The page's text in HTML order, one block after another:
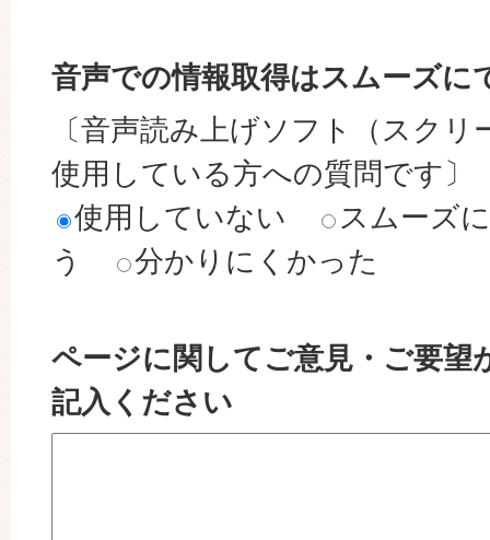
音声での情報取得はスムーズに
〔音声読み上げソフト（スク
使用している方への質問です〕
使用していない
スムーズ
う
分かりにくかった
ページに関してご意見・ご要望
記入ください